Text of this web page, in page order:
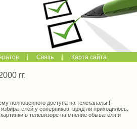
Связь Карта сайта
гг.
полноценного доступа на телеканалы Г.
у соперников, вряд ли приходилось.
в телевизоре на мнение обывателя и